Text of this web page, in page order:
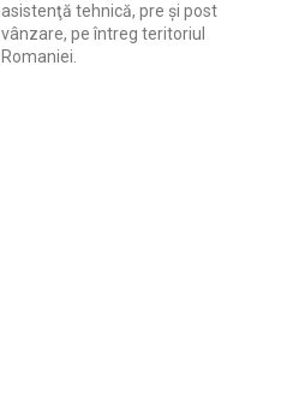
asistenţă tehnică, pre şi post
vânzare, pe întreg teritoriul
Romaniei.